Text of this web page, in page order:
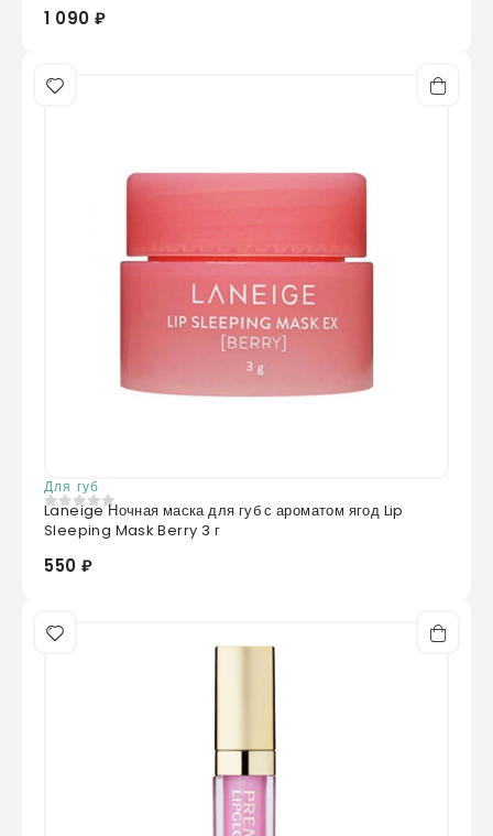
1 090 ₽
Для губ
0из 5
Laneige Ночная маска для губ с ароматом ягод Lip
Sleeping Mask Berry 3 г
550 ₽